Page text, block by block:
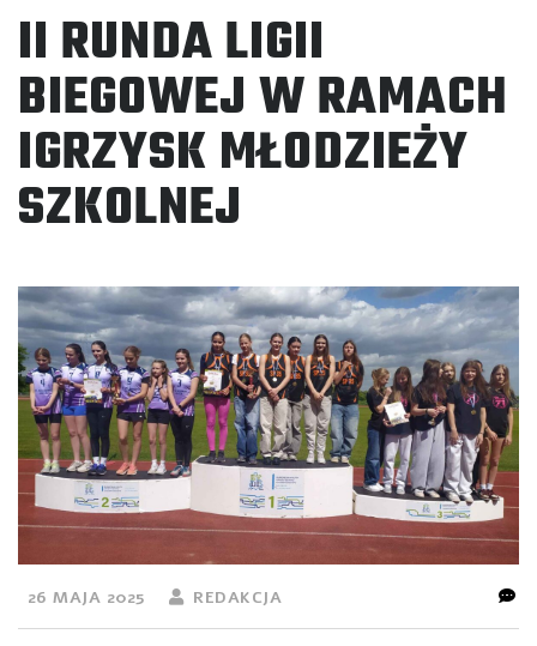
II RUNDA LIGII
BIEGOWEJ W RAMACH
IGRZYSK MŁODZIEŻY
SZKOLNEJ
26 MAJA 2025 REDAKCJA